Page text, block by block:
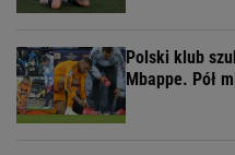
Polski klub
Mbappe. Pół